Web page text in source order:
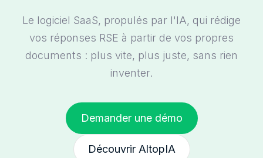
Le logiciel SaaS, propulés par l'IA, qui rédige
vos réponses RSE à partir de vos propres
documents : plus vite, plus juste, sans rien
inventer.
Demander une démo
Découvrir AltopIA